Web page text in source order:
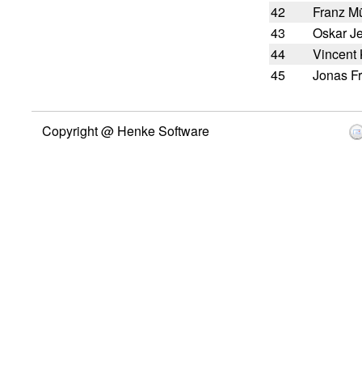
42
Franz
43
Oskar
44
Vincent
45
Jonas
Copyright @ Henke Software